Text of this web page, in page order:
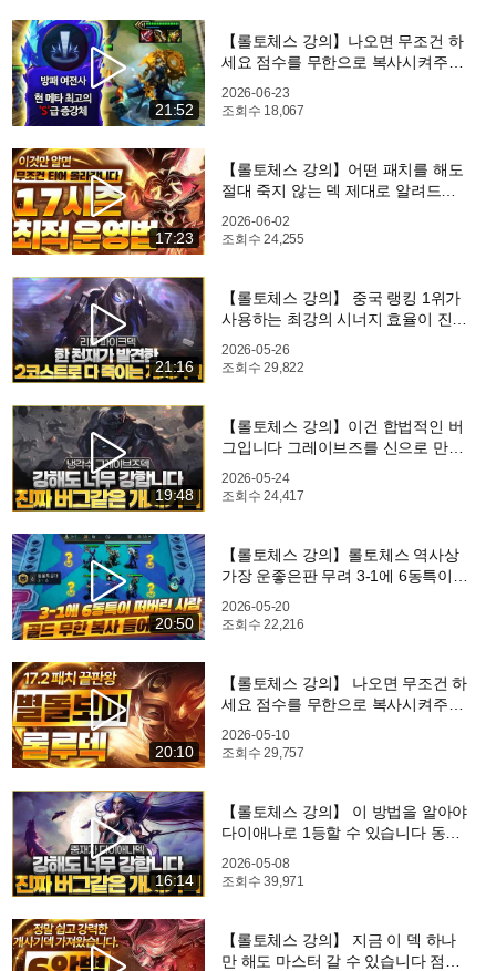
21:52
【롤토체스 강의】나오면 무조건 하
세요 점수를 무한으로 복사시켜주는
드업 핵심공략(롤체 시즌17 티어덱 1
2026-06-23
조회수 18,067
17:23
【롤토체스 강의】어떤 패치를 해도
절대 죽지 않는 덱 제대로 알려드립
략(롤체 시즌17 티어덱 1티어 챌린저
2026-06-02
조회수24,255
21:16
【롤토체스 강의】 중국 랭킹 1위가
사용하는 최강의 시너지 효율이 진짜
(롤체 시즌17 티어덱 1티어 챌린저
2026-05-26
조회수29,822
19:48
【롤토체스 강의】이건 합법적인 버
그입니다 그레이브즈를 신으로 만들
즈덱 핵심공략(롤체 시즌17 티어덱 1
2026-05-24
조회수24,417
20:50
【롤토체스 강의】롤토체스 역사상
가장 운좋은판 무려 3-1에 6동특이
시즌17 티어덱 1티어 챌린저 구루루
2026-05-20
조회수22,216
20:10
【롤토체스 강의】 나오면 무조건 하
세요 점수를 무한으로 복사시켜주는
공략(롤체 시즌17 티어덱 1티어 챌린
2026-05-10
조회수29,757
16:14
【롤토체스 강의】 이 방법을 알아야
다이애나로 1등할 수 있습니다 동물
심공략(롤체 시즌17 티어덱 1티어 챌
2026-05-08
조회수39,971
【롤토체스 강의】 지금 이 덱 하나
만 해도 마스터 갈 수 있습니다 점수